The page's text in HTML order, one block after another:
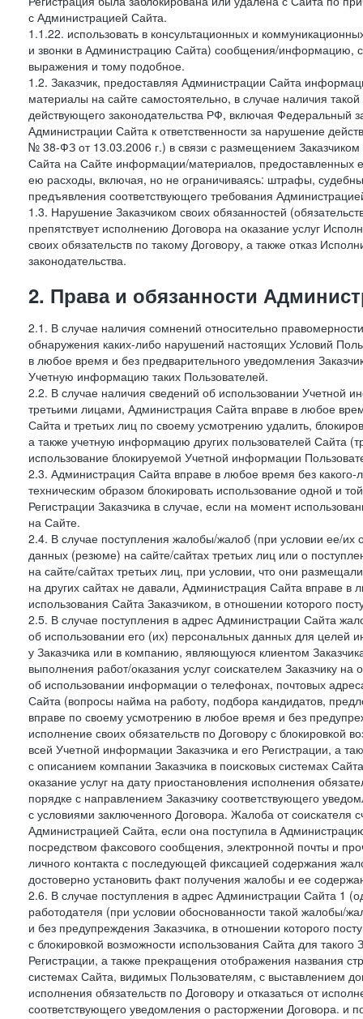
с Администрацией Сайта.
1.1.22. использовать в консультационных и
и звонки в Администрацию Сайта) сообщения/информацию,
выражения и тому подобное.
1.2. Заказчик, предоставляя Администрации Сайта
материалы на сайте самостоятельно, в случае наличия
действующего законодательства РФ, включая
Администрации Сайта к ответственности за нарушение
№ 38-ФЗ от 13.03.2006 г.) в связи с размещением
Сайта на Сайте информации/материалов, предоставленных
ею расходы, включая, но не ограничиваясь: штрафы,
предъявления соответствующего требования
1.3. Нарушение Заказчиком своих обязанностей
препятствует исполнению Договора на оказание услуг
своих обязательств по такому Договору, а также отказ
законодательства.
2. Права и обязанности
2.1. В случае наличия сомнений относительно
обнаружения каких-либо нарушений настоящих Условий
в любое время и без предварительного уведомления
Учетную информацию таких Пользователей.
2.2. В случае наличия сведений об использовании Учетной
третьими лицами, Администрация Сайта вправе в любое
Сайта и третьих лиц по своему усмотрению удалить,
а также учетную информацию других пользователей Сайта
использование блокируемой Учетной информации
2.3. Администрация Сайта вправе в любое время без
техническим образом блокировать использование одной и
Регистрации Заказчика в случае, если на момент
на Сайте.
2.4. В случае поступления жалобы/жалоб (при условии ее/их
данных (резюме) на сайте/сайтах третьих лиц или о
на сайте/сайтах третьих лиц, при условии, что они
на других сайтах не давали, Администрация Сайта вправе в
использования Сайта Заказчиком, в отношении которого
2.5. В случае поступления в адрес Администрации Сайта
об использовании его (их) персональных данных для целей
у Заказчика или в компанию, являющуюся клиентом
выполнения работ/оказания услуг соискателем Заказчику
об использовании информации о телефонах, почтовых
Сайта (вопросы найма на работу, подбора кандидатов,
вправе по своему усмотрению в любое время и без
исполнение своих обязательств по Договору с блокировкой
всей Учетной информации Заказчика и его Регистрации, а
с описанием компании Заказчика в поисковых системах
оказание услуг на дату приостановления исполнения
порядке с направлением Заказчику соответствующего
с условиями заключенного Договора. Жалоба от
Администрацией Сайта, если она поступила в
посредством факсового сообщения, электронной почты и
личного контакта с последующей фиксацией содержания
достоверно установить факт получения жалобы и ее
2.6. В случае поступления в адрес Администрации Сайта 1
работодателя (при условии обоснованности такой
и без предупреждения Заказчика, в отношении которого
с блокировкой возможности использования Сайта для
Регистрации, а также прекращения отображения названия
системах Сайта, видимых Пользователям, с выставлением
исполнения обязательств по Договору и отказаться от
соответствующего уведомления о расторжении Договора. и